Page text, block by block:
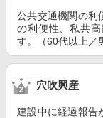
公共交通機関の利
の利便性、私共
す。（60代以上／
穴吹興産
建設中に経過報告